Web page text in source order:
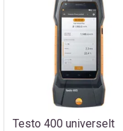
Testo 400 universelt